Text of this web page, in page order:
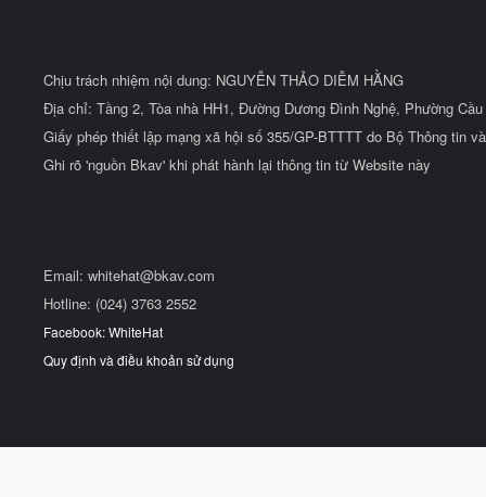
Chịu trách nhiệm nội dung: NGUYỄN THẢO DIỄM HẰNG
Địa chỉ: Tầng 2, Tòa nhà HH1, Đường Dương Đình Nghệ, Phường
Giấy phép thiết lập mạng xã hội số 355/GP-BTTTT do Bộ Thông tin
Ghi rõ 'nguồn Bkav' khi phát hành lại thông tin từ Website này
Email: whitehat@bkav.com
Hotline: (024) 3763 2552
Facebook: WhiteHat
Quy định và điều khoản sử dụng